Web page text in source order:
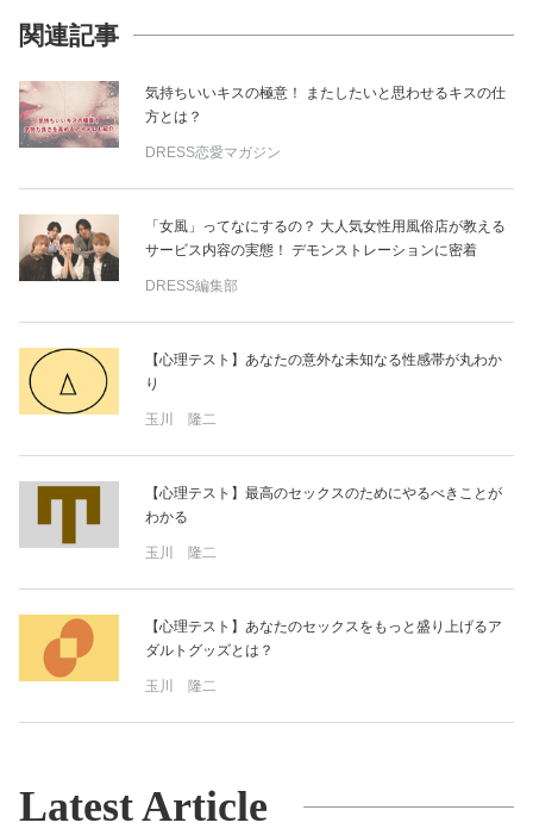
関連記事
気持ちいいキスの極意！ またしたいと思わせるキスの仕
方とは？
DRESS恋愛マガジン
「女風」ってなにするの？ 大人気女性用風俗店が教える
サービス内容の実態！ デモンストレーションに密着
DRESS編集部
【心理テスト】あなたの意外な未知なる性感帯が丸わか
り
玉川 隆二
【心理テスト】最高のセックスのためにやるべきことが
わかる
玉川 隆二
【心理テスト】あなたのセックスをもっと盛り上げるア
ダルトグッズとは？
玉川 隆二
Latest Article